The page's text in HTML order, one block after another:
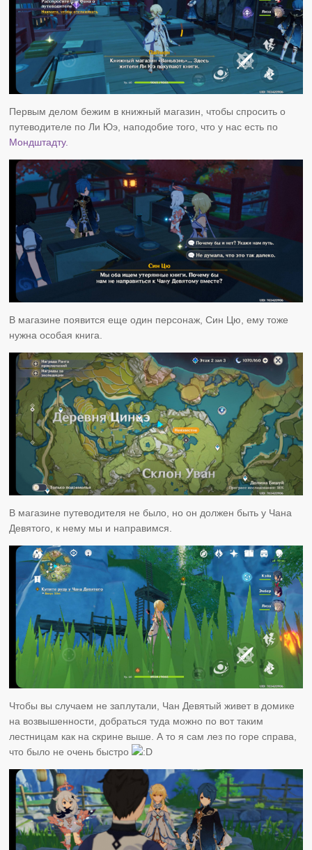
Первым делом бежим в книжный магазин, чтобы спросить о
путеводителе по Ли Юэ, наподобие того, что у нас есть по
Мондштадту.
В магазине появится еще один персонаж, Син Цю, ему тоже
нужна особая книга.
В магазине путеводителя не было, но он должен быть у Чана
Девятого, к нему мы и направимся.
Чтобы вы случаем не заплутали, Чан Девятый живет в домике
на возвышенности, добраться туда можно по вот таким
лестницам как на скрине выше. А то я сам лез по горе справа,
что было не очень быстро